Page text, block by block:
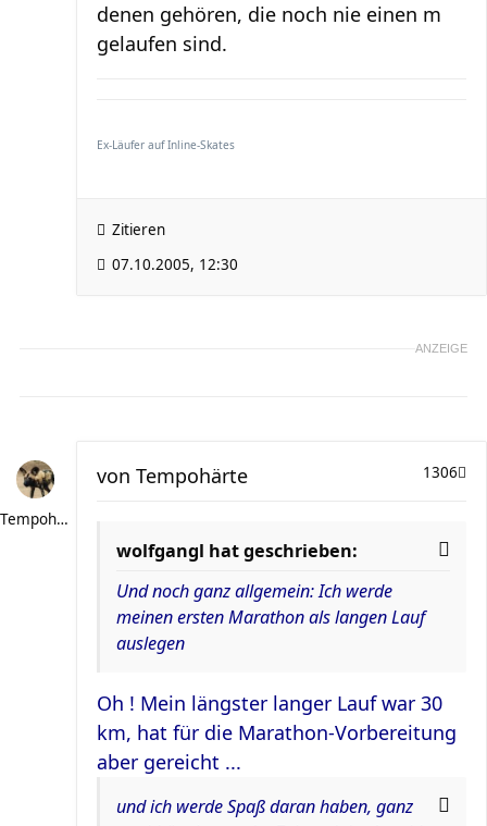
denen gehören, die noch nie einen m
gelaufen sind.
Ex-Läufer auf Inline-Skates
Zitieren
07.10.2005, 12:30
ANZEIGE
Tempohärte
1306
von Tempohärte
wolfgangl hat geschrieben:
Und noch ganz allgemein: Ich werde
meinen ersten Marathon als langen Lauf
auslegen
Oh ! Mein längster langer Lauf war 30
km, hat für die Marathon-Vorbereitung
aber gereicht ...
und ich werde Spaß daran haben, ganz